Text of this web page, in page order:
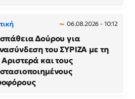
06.08.2026 - 10:12
Δούρου για
του ΣΥΡΙΖΑ με τη
και τους